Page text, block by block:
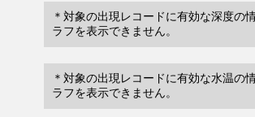
＊対象の出現レコードに有効な深度の
ラフを表示できません。
＊対象の出現レコードに有効な水温の
ラフを表示できません。